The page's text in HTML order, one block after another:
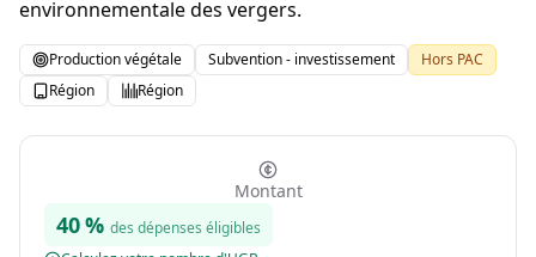
environnementale des vergers.
Production végétale Subvention - investissement
Hors PAC
Région
Région
Montant
40 % des dépenses éligibles